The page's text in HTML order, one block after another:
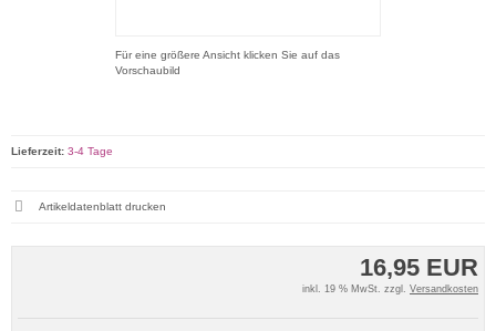
Für eine größere Ansicht klicken Sie auf das
Vorschaubild
16,95 EUR
inkl. 19 % MwSt. zzgl. Versandkosten
Lieferzeit: 3-4 Tage
Artikeldatenblatt drucken